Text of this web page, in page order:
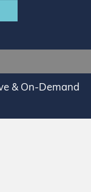
& On-Demand